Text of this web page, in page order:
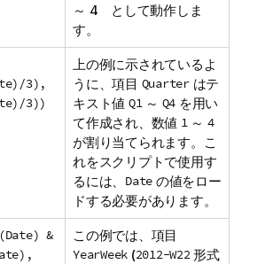
～ 4 として動作しま
す。
3),
3))
上の例に示されているよ
うに、項目 Quarterはテ
キスト値 Q1～ Q4 を用い
て作成され、数値 1～ 4
が割り当てられます。こ
れをスクリプトで使用す
るには、 Date の値をロー
ドする必要があります。
&
この例では、項目
YearWeek (2012-W22形式